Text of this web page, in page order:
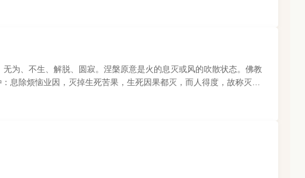
为、不生、解脱、圆寂。涅槃原意是火的息灭或风的吹散状态。佛教
息除烦恼业因，灭掉生死苦果，生死因果都灭，而人得度，故称灭或